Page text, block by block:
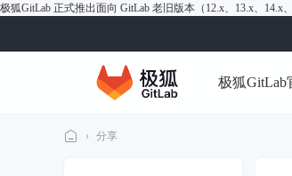
极狐GitLab 正式推出面向 GitLab 老旧版本（12.x、13.x、14.x
极狐GitLab
› 分享